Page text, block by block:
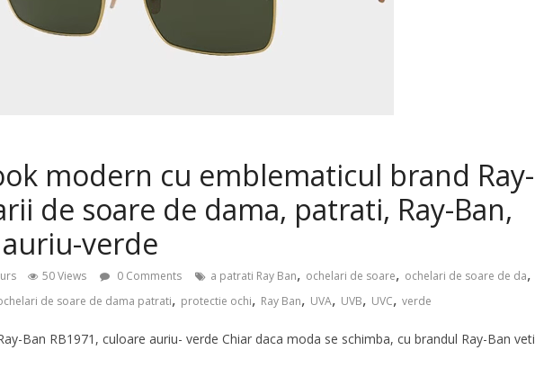
tonifiere muschi
modern cu emblematicul brand Ray-
de soare de dama, patrati, Ray-Ban,
verde
50 Views 0 Comments a patrati Ray Ban, ochelari de soare, ochelari de soare de da,
de soare de dama patrati, protectie ochi, Ray Ban, UVA, UVB, UVC, verde
Ban RB1971, culoare auriu- verde Chiar daca moda se schimba, cu brandul Ray-Ban veti